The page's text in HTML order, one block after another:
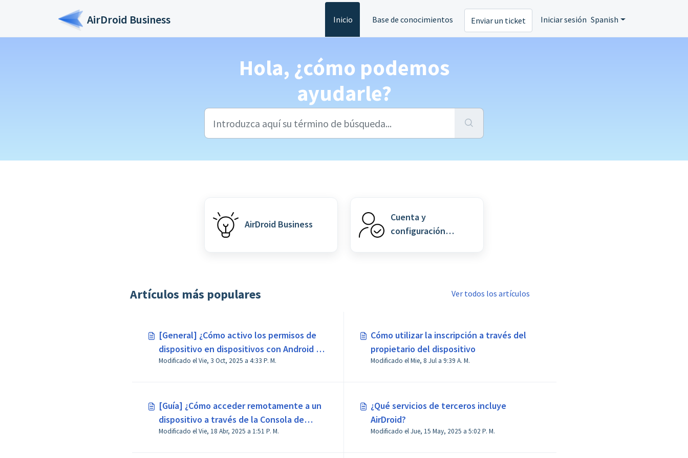
AirDroid Business Inicio Base de conocimientos Enviar un ticket Iniciar sesión Spanish
Hola, ¿cómo podemos
ayudarle?
AirDroid Business
Cuenta y
configuración
Artículos más populares Ver todos los artículos
[General] ¿Cómo activo los permisos de
dispositivo en dispositivos con Android 13
o superior?
Modificado el Vie, 3 Oct, 2025 a 4:33 P. M.
Cómo utilizar la inscripción a través del
propietario del dispositivo
Modificado el Mie, 8 Jul a 9:39 A. M.
[Guía] ¿Cómo acceder remotamente a un
dispositivo a través de la Consola de
Administración en AirDroid Business?
Modificado el Vie, 18 Abr, 2025 a 1:51 P. M.
¿Qué servicios de terceros incluye
AirDroid?
Modificado el Jue, 15 May, 2025 a 5:02 P. M.